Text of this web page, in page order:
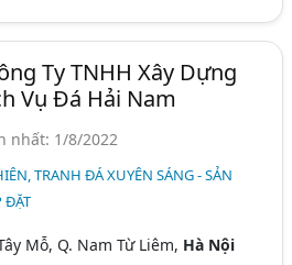
Ty TNHH Xây Dựng
Vụ Đá Hải Nam
nhất: 1/8/2022
TRANH ĐÁ XUYÊN SÁNG - SẢN
ĐẶT
Mỗ, Q. Nam Từ Liêm, Hà Nội